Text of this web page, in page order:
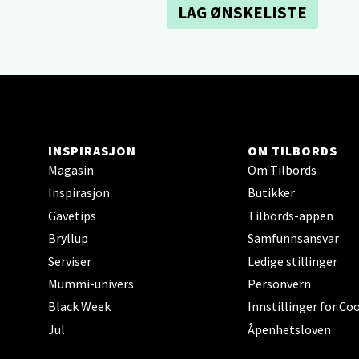
LAG ØNSKELISTE
INSPIRASJON
Magasin
Inspirasjon
Gavetips
Bryllup
Serviser
Mummi-univers
Black Week
Jul
OM TILBORDS
Om Tilbords
Butikker
Tilbords-appen
Samfunnsansvar
Ledige stillinger
Personvern
Innstillinger for
Åpenhetsloven
Ski
Ski
Åpent i